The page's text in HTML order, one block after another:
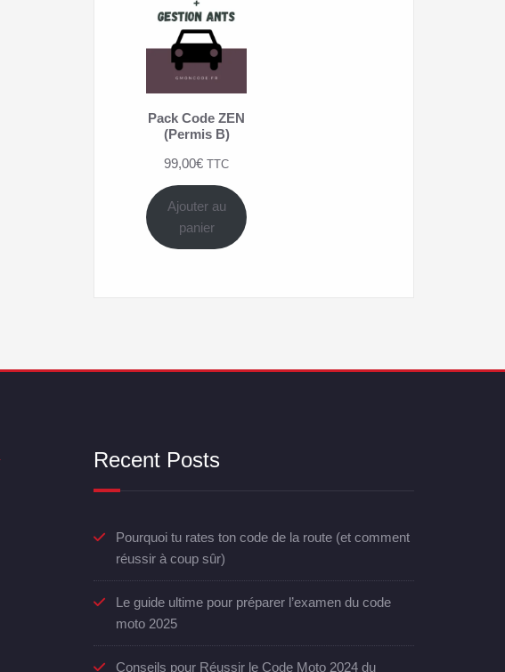
Pack Code ZEN
(Permis B)
99,00€ TTC
Ajouter au
panier
Recent Posts
Pourquoi tu rates ton code de la route (et comment
réussir à coup sûr)
Le guide ultime pour préparer l’examen du code
moto 2025
Conseils pour Réussir le Code Moto 2024 du